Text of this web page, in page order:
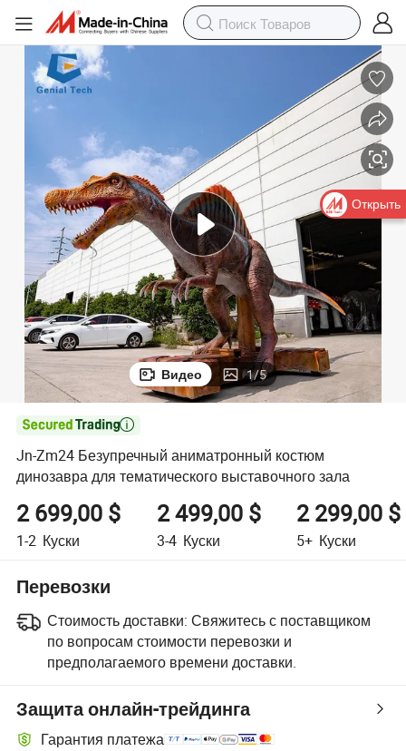
Видео 1/5

Jn-Zm24 Безупречный аниматронный костюм
динозавра для тематического выставочного зала
2 699,00 $
1-2 Куски
2 499,00 $
3-4 Куски
2 299,00 $
5+ Куски
Перевозки
Стоимость доставки: Свяжитесь с поставщиком
по вопросам стоимости перевозки и
предполагаемого времени доставки.
Защита онлайн-трейдинга
Гарантия платежа
Открыть